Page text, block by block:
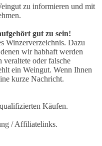
zu informieren und mit
gut zu sein!
Winzerverzeichnis. Dazu
wir habhaft werden
veraltete oder falsche
ein Weingut. Wenn Ihnen
kurze Nachricht.
Käufen.
/ Affiliatelinks.